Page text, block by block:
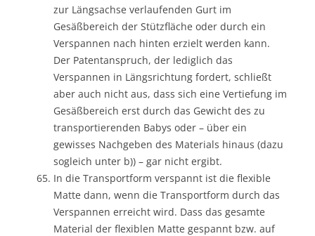
zur Längsachse verlaufenden Gurt im
Gesäßbereich der Stützfläche oder durch ein
Verspannen nach hinten erzielt werden kann.
Der Patentanspruch, der lediglich das
Verspannen in Längsrichtung fordert, schließt
aber auch nicht aus, dass sich eine Vertiefung im
Gesäßbereich erst durch das Gewicht des zu
transportierenden Babys oder – über ein
gewisses Nachgeben des Materials hinaus (dazu
sogleich unter b)) – gar nicht ergibt.
In die Transportform verspannt ist die flexible
Matte dann, wenn die Transportform durch das
Verspannen erreicht wird. Dass das gesamte
Material der flexiblen Matte gespannt bzw. auf